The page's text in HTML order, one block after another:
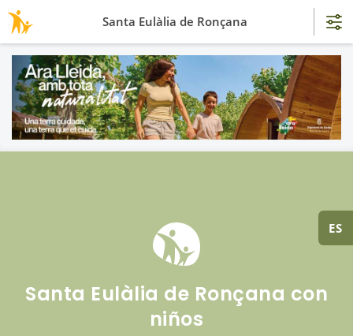
ES
Santa Eulàlia de Ronçana con
niños
Santa Eulàlia de Ronçana